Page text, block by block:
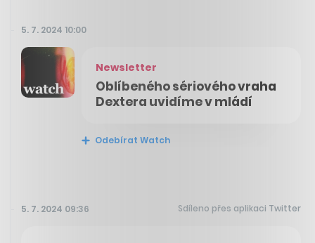
5. 7. 2024 10:00
Newsletter
Oblíbeného sériového vraha
Dextera uvidíme v mládí
Odebírat Watch
5. 7. 2024 09:36 Sdíleno přes aplikaci Twitter